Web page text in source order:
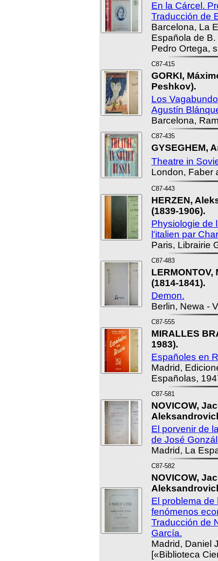
En la Cárcel.
Traducción de
Barcelona, La
Española de
Pedro Ortega,
C87-415
GORKI,
Peshkov).
Los
Agustín
Barcelona,
C87-435
GYSEGHEM,
Theatre in
London, Faber
C87-443
HERZEN,
(1839-1906).
Physiologie de
l'italien par
Paris, Librairie
C87-483
(1814-1841).
Demon.
Berlin, Newa -
C87-555
MIRALLES
1983).
Españoles en
Madrid,
Españolas,
C87-581
NOVICOW,
El porvenir de
de José
Madrid, La
C87-582
NOVICOW,
El problema de
fenómenos
Traducción de
García.
Madrid, Daniel
[«Biblioteca